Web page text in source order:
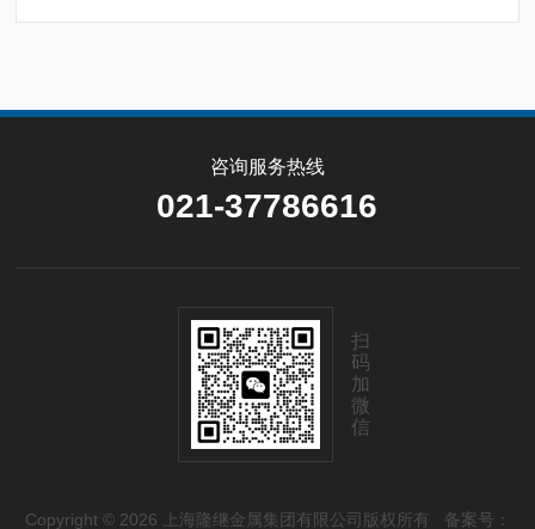
咨询服务热线
021-37786616
扫
码
加
微
信
Copyright © 2026 上海隆继金属集团有限公司版权所有 备案号：